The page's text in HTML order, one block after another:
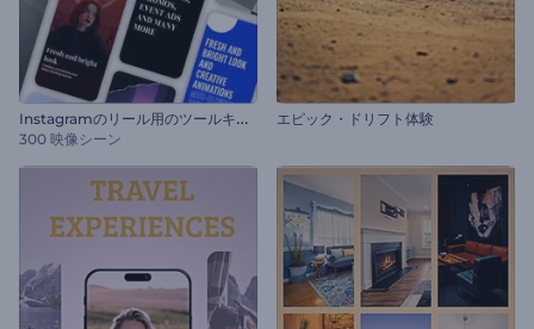
I
nstagramのリール用のツールキット
300 映像シーン
エピック・ドリフト体験